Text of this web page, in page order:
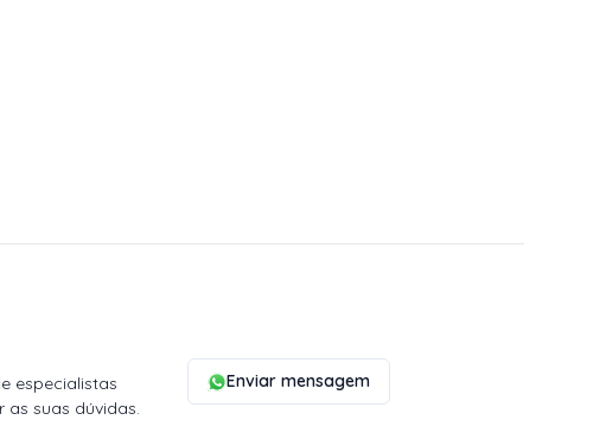
especialistas
suas dúvidas.
Enviar mensagem